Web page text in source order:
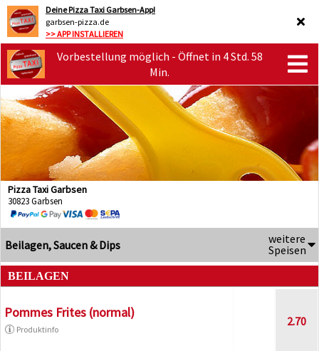
Deine Pizza Taxi Garbsen-App!
garbsen-pizza.de
>> APP INSTALLIEREN
Vorbestellung möglich - Öffnet in 4 Std. 58
Min.
Pizza Taxi Garbsen
30823 Garbsen
Beilagen, Saucen & Dips
weitere
Speisen
BEILAGEN
Pommes Frites (normal)
Produktinfo
2.70